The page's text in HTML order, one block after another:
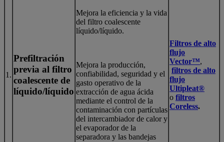
1.
Prefiltración
previa al filtro
coalescente de
líquido/líquido
Mejora la eficiencia y la vida
del filtro coalescente
líquido/líquido.
Mejora la producción,
confiabilidad, seguridad y el
gasto operativo de la
extracción de agua ácida
mediante el control de la
contaminación con partículas
del intercambiador de calor y
el evaporador de la
separadora y las bandejas
Filtros de alto
flujo
Vector™,
filtros de alto
flujo
Ultipleat®
o filtros
Coreless.